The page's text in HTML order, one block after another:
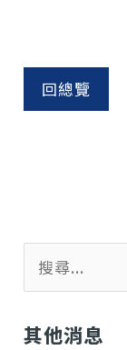
回總覽
字
其他消息